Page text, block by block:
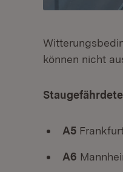
können nicht
A5
A6